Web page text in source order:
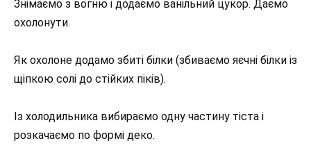
Знімаємо з вогню і додаємо ванільний цукор. Даємо
охолонути.
Як охолоне додамо збиті білки (збиваємо яєчні білки із
щіпкою солі до стійких піків).
Із холодильника вибираємо одну частину тіста і
розкачаємо по формі деко.